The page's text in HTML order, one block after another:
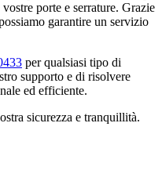
porte e serrature. Grazie
garantire un servizio
per qualsiasi tipo di
supporto e di risolvere
ed efficiente.
sicurezza e tranquillità.